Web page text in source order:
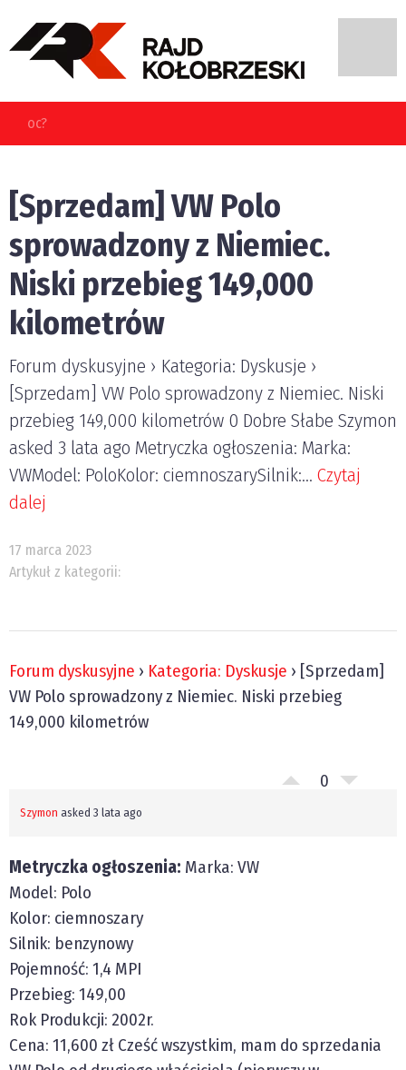
[Sprzedam] VW Polo
sprowadzony z Niemiec.
Niski przebieg 149,000
kilometrów
Forum dyskusyjne › Kategoria: Dyskusje ›
[Sprzedam] VW Polo sprowadzony z Niemiec. Niski
przebieg 149,000 kilometrów 0 Dobre Słabe Szymon
asked 3 lata ago Metryczka ogłoszenia: Marka:
VWModel: PoloKolor: ciemnoszarySilnik:... Czytaj
dalej
17 marca 2023
Artykuł z kategorii:
Forum dyskusyjne › Kategoria: Dyskusje › [Sprzedam]
VW Polo sprowadzony z Niemiec. Niski przebieg
149,000 kilometrów
0
Szymon asked 3 lata ago
Metryczka ogłoszenia: Marka: VW
Model: Polo
Kolor: ciemnoszary
Silnik: benzynowy
Pojemność: 1,4 MPI
Przebieg: 149,00
Rok Produkcji: 2002r.
Cena: 11,600 zł Cześć wszystkim, mam do sprzedania